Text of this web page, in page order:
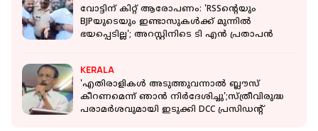
വോട്ടിന് കിറ്റ് ആരോപണം: 'RSSന്റെയും
BJPയുടെയും ഇണ്ടാസുകൾക്ക് മുന്നിൽ
ഭയപ്പെടില്ല'; അറസ്റ്റിനിടെ ടി എൻ പ്രതാപൻ
KERALA
'എതിരാളികൾ അടുത്തുവന്നാൽ ബ്ലൗസ്
കീറണമെന്ന് ഞാൻ നിർദേശിച്ചു';സ്ത്രീവിരുദ്ധ
പരാമർശവുമായി ഇടുക്കി DCC പ്രസിഡന്റ്